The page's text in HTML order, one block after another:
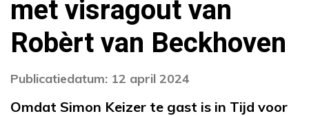
met visragout van
Robèrt van Beckhoven
Publicatiedatum: 12 april 2024
Omdat Simon Keizer te gast is in Tijd voor